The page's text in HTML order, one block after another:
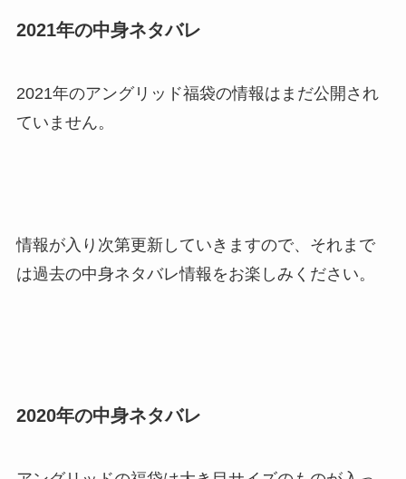
2021年の中身ネタバレ
2021年のアングリッド福袋の情報はまだ公開され
ていません。
情報が入り次第更新していきますので、それまで
は過去の中身ネタバレ情報をお楽しみください。
2020年の中身ネタバレ